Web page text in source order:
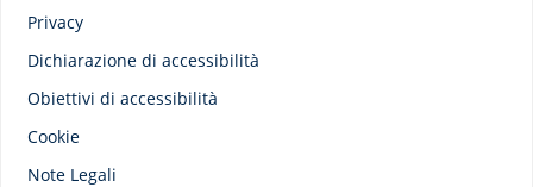
Privacy
Dichiarazione di accessibilità
Obiettivi di accessibilità
Cookie
Note Legali